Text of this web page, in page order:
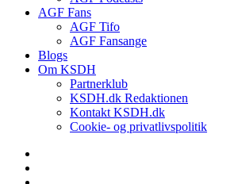
AGF Fans
AGF Tifo
AGF Fansange
Blogs
Om KSDH
Partnerklub
KSDH.dk Redaktionen
Kontakt KSDH.dk
Cookie- og privatlivspolitik